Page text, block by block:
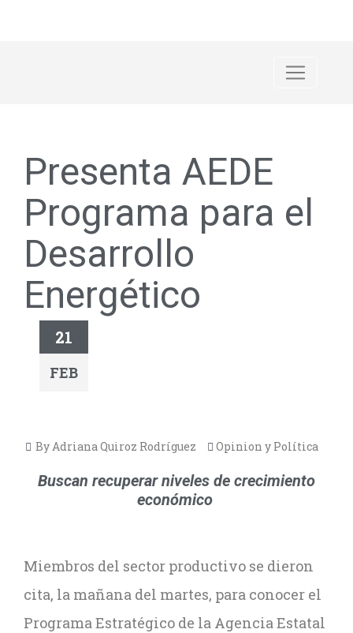
Presenta AEDE
Programa para el
Desarrollo
Energético
21
FEB
By Adriana Quiroz Rodríguez Opinion y Política
Buscan recuperar niveles de crecimiento
económico
Miembros del sector productivo se dieron
cita, la mañana del martes, para conocer el
Programa Estratégico de la Agencia Estatal